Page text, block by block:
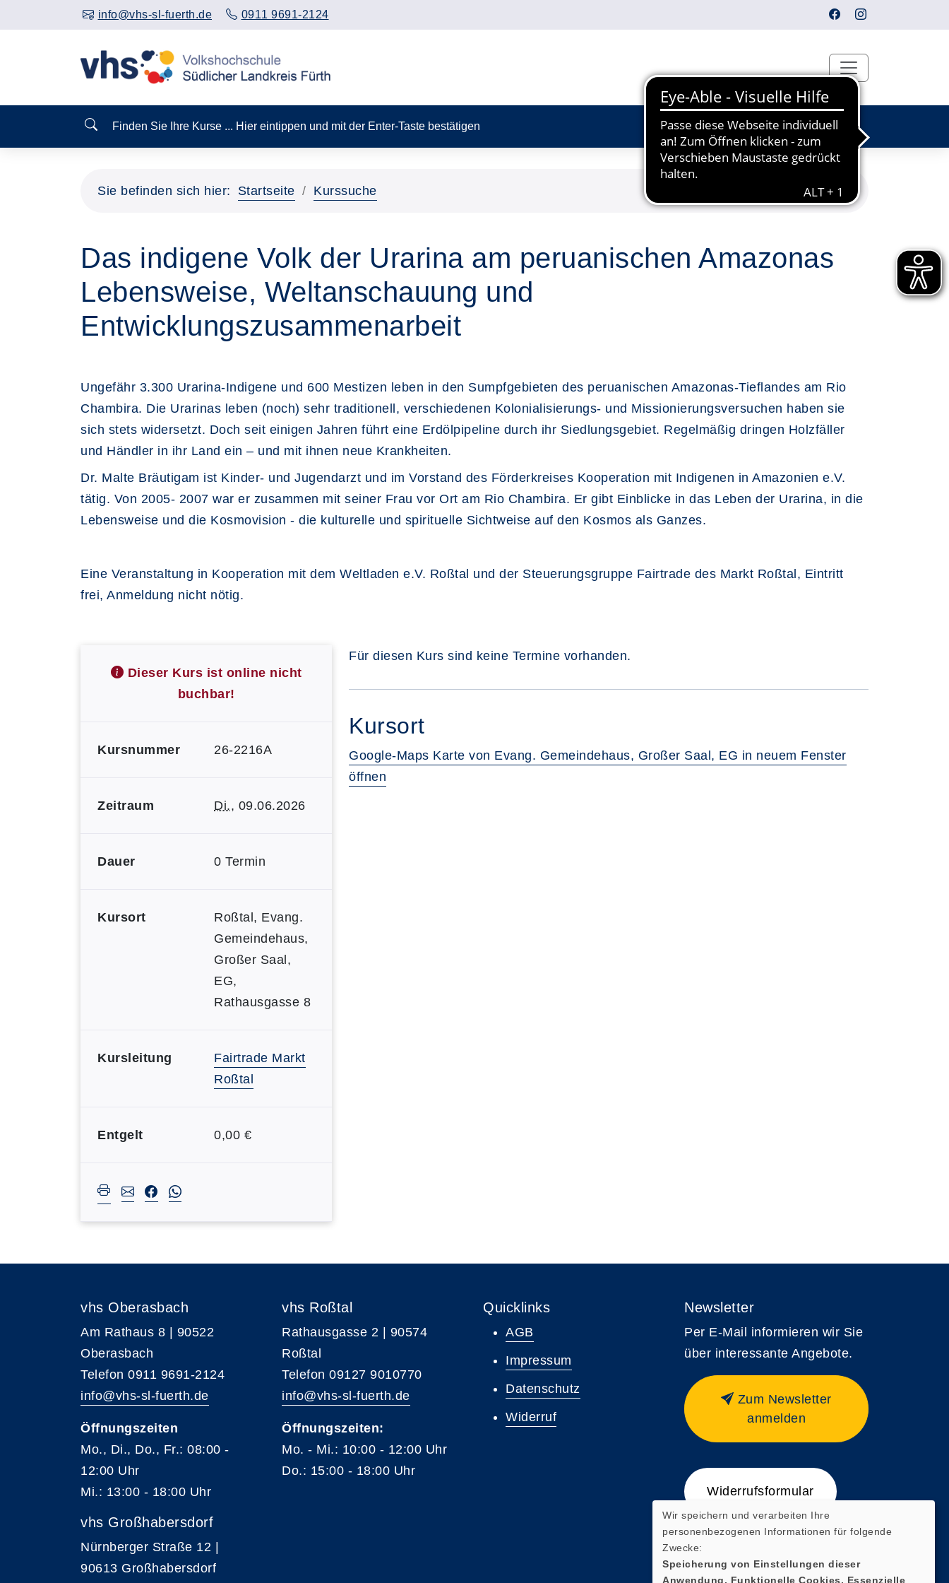
info@vhs-sl-fuerth.de 0911 9691-2124
Finden Sie Ihre Kurse ... Hier eintippen und mit der Enter-Taste bestätigen
Sie befinden sich hier: Startseite Kurssuche
Das indigene Volk der Urarina am peruanischen Amazonas
Lebensweise, Weltanschauung und
Entwicklungszusammenarbeit
Ungefähr 3.300 Urarina-Indigene und 600 Mestizen leben in den Sumpfgebieten des peruanischen Amazonas-Tieflandes am Rio
Chambira. Die Urarinas leben (noch) sehr traditionell, verschiedenen Kolonialisierungs- und Missionierungsversuchen haben sie
sich stets widersetzt. Doch seit einigen Jahren führt eine Erdölpipeline durch ihr Siedlungsgebiet. Regelmäßig dringen Holzfäller
und Händler in ihr Land ein – und mit ihnen neue Krankheiten.
Dr. Malte Bräutigam ist Kinder- und Jugendarzt und im Vorstand des Förderkreises Kooperation mit Indigenen in Amazonien e.V.
tätig. Von 2005- 2007 war er zusammen mit seiner Frau vor Ort am Rio Chambira. Er gibt Einblicke in das Leben der Urarina, in die
Lebensweise und die Kosmovision - die kulturelle und spirituelle Sichtweise auf den Kosmos als Ganzes.
Eine Veranstaltung in Kooperation mit dem Weltladen e.V. Roßtal und der Steuerungsgruppe Fairtrade des Markt Roßtal, Eintritt
frei, Anmeldung nicht nötig.
Dieser Kurs ist online nicht
buchbar!
Kursnummer 26-2216A
Zeitraum Di., 09.06.2026
Dauer 0 Termin
Kursort
Roßtal, Evang.
Gemeindehaus,
Großer Saal,
EG,
Rathausgasse 8
Kursleitung
Fairtrade Markt
Roßtal
Entgelt 0,00 €
Für diesen Kurs sind keine Termine vorhanden.
Kursort
Google-Maps Karte von Evang. Gemeindehaus, Großer Saal, EG in neuem Fenster
öffnen
vhs Oberasbach
Am Rathaus 8 | 90522
Oberasbach
Telefon 0911 9691-2124
info@vhs-sl-fuerth.de
Öffnungszeiten
Mo., Di., Do., Fr.: 08:00 -
12:00 Uhr
Mi.: 13:00 - 18:00 Uhr
vhs Großhabersdorf
Nürnberger Straße 12 |
90613 Großhabersdorf
vhs Roßtal
Rathausgasse 2 | 90574
Roßtal
Telefon 09127 9010770
info@vhs-sl-fuerth.de
Öffnungszeiten:
Mo. - Mi.: 10:00 - 12:00 Uhr
Do.: 15:00 - 18:00 Uhr
Quicklinks
AGB
Impressum
Datenschutz
Widerruf
Newsletter
Per E-Mail informieren wir Sie
über interessante Angebote.
Zum Newsletter
anmelden
Widerrufsformular
Wir speichern und verarbeiten Ihre
personenbezogenen Informationen für folgende
Zwecke:
Speicherung von Einstellungen dieser
Anwendung, Funktionelle Cookies, Essenzielle